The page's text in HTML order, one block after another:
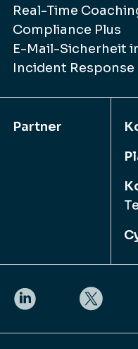
Real-Time
Compliance Plus
E-Mail-Sicherheit
Incident Response
Partner